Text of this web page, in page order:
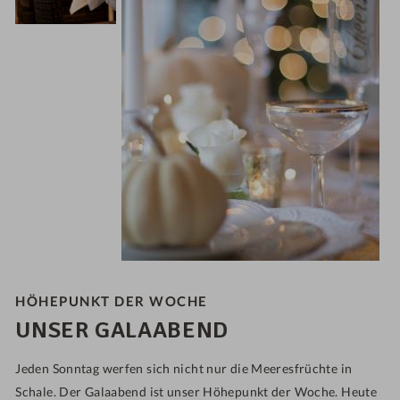
HÖHEPUNKT DER WOCHE
UNSER GALAABEND
Jeden Sonntag werfen sich nicht nur die Meeresfrüchte in
Schale. Der Galaabend ist unser Höhepunkt der Woche. Heute